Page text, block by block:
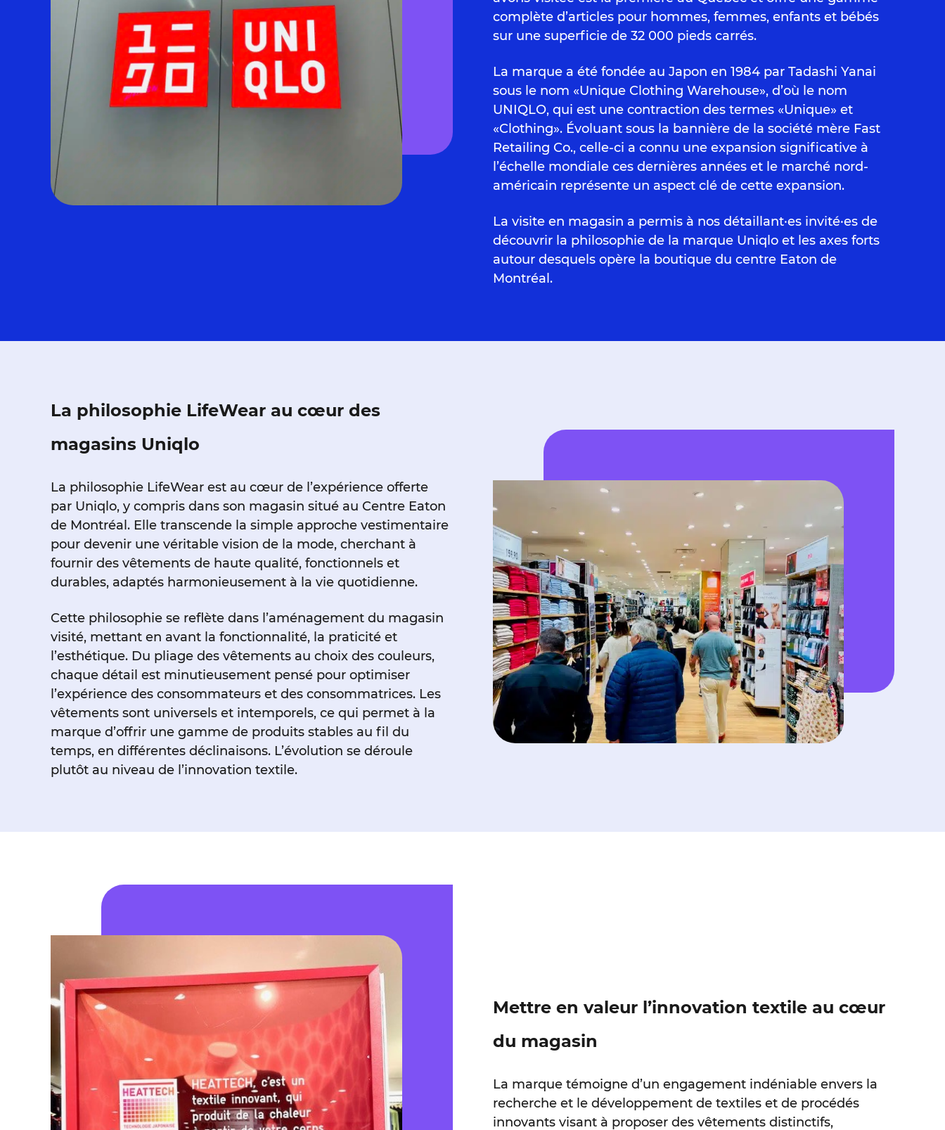
complète d’articles pour hommes, femmes, enfants et bébés
sur une superficie de 32 000 pieds carrés.
La marque a été fondée au Japon en 1984 par Tadashi Yanai
sous le nom «Unique Clothing Warehouse», d’où le nom
UNIQLO, qui est une contraction des termes «Unique» et
«Clothing». Évoluant sous la bannière de la société mère Fast
Retailing Co., celle-ci a connu une expansion significative à
l’échelle mondiale ces dernières années et le marché nord-
américain représente un aspect clé de cette expansion.
La visite en magasin a permis à nos détaillant·es invité·es de
découvrir la philosophie de la marque Uniqlo et les axes forts
autour desquels opère la boutique du centre Eaton de
Montréal.
La philosophie LifeWear au cœur des
magasins Uniqlo
La philosophie LifeWear est au cœur de l’expérience offerte
par Uniqlo, y compris dans son magasin situé au Centre Eaton
de Montréal. Elle transcende la simple approche vestimentaire
pour devenir une véritable vision de la mode, cherchant à
fournir des vêtements de haute qualité, fonctionnels et
durables, adaptés harmonieusement à la vie quotidienne.
Cette philosophie se reflète dans l’aménagement du magasin
visité, mettant en avant la fonctionnalité, la praticité et
l’esthétique. Du pliage des vêtements au choix des couleurs,
chaque détail est minutieusement pensé pour optimiser
l’expérience des consommateurs et des consommatrices. Les
vêtements sont universels et intemporels, ce qui permet à la
marque d’offrir une gamme de produits stables au fil du
temps, en différentes déclinaisons. L’évolution se déroule
plutôt au niveau de l’innovation textile.
Mettre en valeur l’innovation textile au cœur
du magasin
La marque témoigne d’un engagement indéniable envers la
recherche et le développement de textiles et de procédés
innovants visant à proposer des vêtements distinctifs,